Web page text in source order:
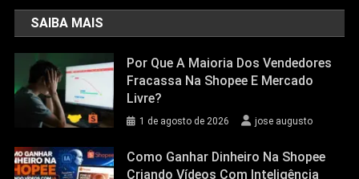
SAIBA MAIS
Por Que A Maioria Dos Vendedores
Fracassa Na Shopee E Mercado
Livre?
1 de agosto de 2026 jose augusto
Como Ganhar Dinheiro Na Shopee
Criando Vídeos Com Inteligência